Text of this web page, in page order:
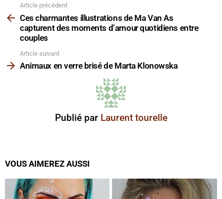
plus
Article précédent
Ces charmantes illustrations de Ma Van As
capturent des moments d’amour quotidiens entre
couples
Article suivant
Animaux en verre brisé de Marta Klonowska
Publié par Laurent tourelle
VOUS AIMEREZ AUSSI